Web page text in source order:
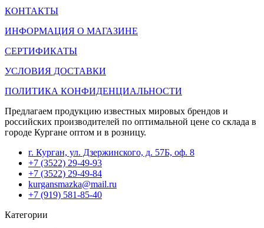
КОНТАКТЫ
ИНФОРМАЦИЯ О МАГАЗИНЕ
СЕРТИФИКАТЫ
УСЛОВИЯ ДОСТАВКИ
ПОЛИТИКА КОНФИДЕНЦИАЛЬНОСТИ
Предлагаем продукцию известных мировых брендов и
российских производителей по оптимальной цене со склада в
городе Кургане оптом и в розницу.
г. Курган, ул. Дзержинского, д. 57Б, оф. 8
+7 (3522) 29-49-93
+7 (3522) 29-49-84
kurgansmazka@mail.ru
+7 (919) 581-85-40
Категории